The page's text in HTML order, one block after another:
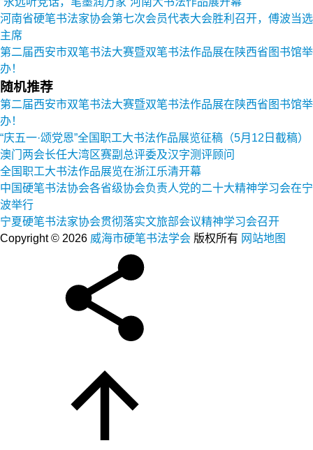
河南省硬笔书法家协会第七次会员代表大会胜利召开，傅波当选
主席
第二届西安市双笔书法大赛暨双笔书法作品展在陕西省图书馆举
办！
随机推荐
第二届西安市双笔书法大赛暨双笔书法作品展在陕西省图书馆举
办！
“庆五一·颂党恩”全国职工大书法作品展览征稿（5月12日截稿）
澳门两会长任大湾区赛副总评委及汉字测评顾问
全国职工大书法作品展览在浙江乐清开幕
中国硬笔书法协会各省级协会负责人党的二十大精神学习会在宁
波举行
宁夏硬笔书法家协会贯彻落实文旅部会议精神学习会召开
Copyright © 2026 威海市硬笔书法学会 版权所有 网站地图